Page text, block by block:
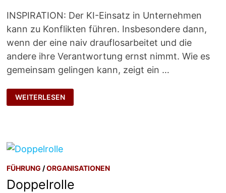
INSPIRATION: Der KI-Einsatz in Unternehmen
kann zu Konflikten führen. Insbesondere dann,
wenn der eine naiv drauflosarbeitet und die
andere ihre Verantwortung ernst nimmt. Wie es
gemeinsam gelingen kann, zeigt ein …
WENN
ZWEI
WELTEN
WEITERLESEN
FÜHRUNG /ORGANISATIONEN
Doppelrolle